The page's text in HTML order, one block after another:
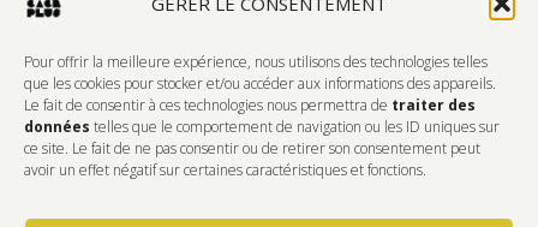
Pour offrir la meilleure expérience, nous utilisons des technologies telles
que les cookies pour stocker et/ou accéder aux informations des appareils.
Le fait de consentir à ces technologies nous permettra de traiter des
données telles que le comportement de navigation ou les ID uniques sur
ce site. Le fait de ne pas consentir ou de retirer son consentement peut
avoir un effet négatif sur certaines caractéristiques et fonctions.
Devenir Membre
DONNEZ DE L'AMOUR À VOTRE CENTRE